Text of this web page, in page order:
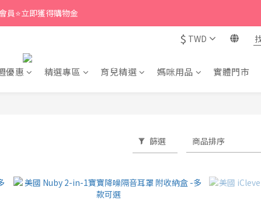
員⭐立即獲得購物金
$ TWD
優惠 精選專區 育兒精選 媽咪用品 實體門市
篩選 商品排序